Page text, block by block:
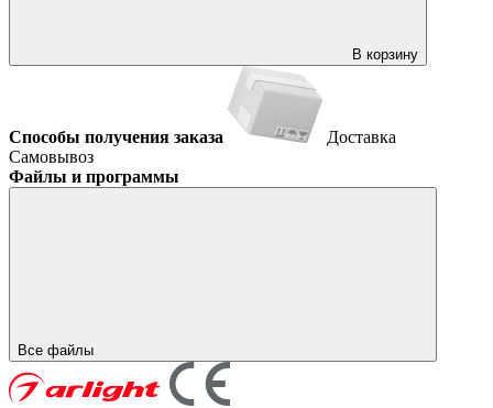
В корзину
Способы получения заказа
Доставка
Самовывоз
Файлы и программы
Все файлы